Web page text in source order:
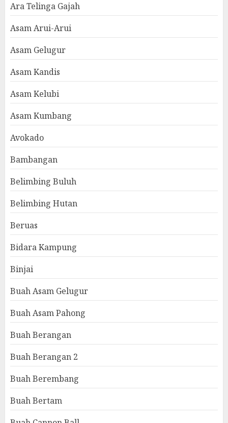
Ara Telinga Gajah
Asam Arui-Arui
Asam Gelugur
Asam Kandis
Asam Kelubi
Asam Kumbang
Avokado
Bambangan
Belimbing Buluh
Belimbing Hutan
Beruas
Bidara Kampung
Binjai
Buah Asam Gelugur
Buah Asam Pahong
Buah Berangan
Buah Berangan 2
Buah Berembang
Buah Bertam